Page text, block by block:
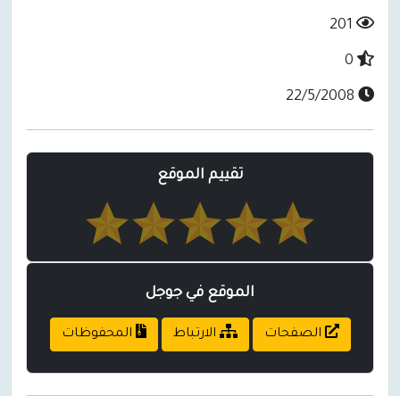
تقييم الموقع
الموقع في جوجل
الصفحات الارتباط المحفوظات